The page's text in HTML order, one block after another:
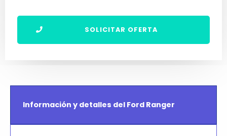
SOLICITAR OFERTA
Información y detalles del Ford Ranger